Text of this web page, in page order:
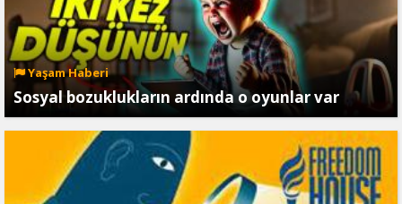
Yaşam Haberi
Sosyal bozuklukların ardında o oyunlar var